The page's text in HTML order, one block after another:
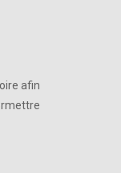
afin